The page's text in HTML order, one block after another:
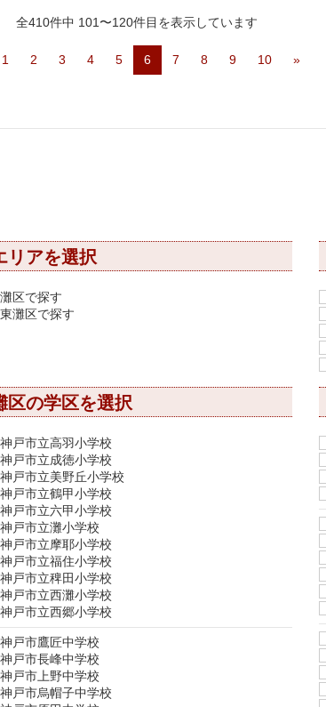
全410件中 101〜120件目を表示しています
1 2 3 4 5 6 7 8 9 10 »
リアを選択
灘区で探す
東灘区で探す
区の学区を選択
神戸市立高羽小学校
神戸市立成徳小学校
神戸市立美野丘小学校
神戸市立鶴甲小学校
神戸市立六甲小学校
神戸市立灘小学校
神戸市立摩耶小学校
神戸市立福住小学校
神戸市立稗田小学校
神戸市立西灘小学校
神戸市立西郷小学校
神戸市鷹匠中学校
神戸市長峰中学校
神戸市上野中学校
神戸市烏帽子中学校